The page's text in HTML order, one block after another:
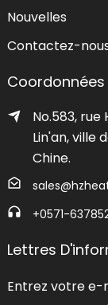
Nouvelles
Contactez-
Coordonnées
No.583,
Lin'an, ville
Chine.
+0571-
Lettres
Entrez votre e-